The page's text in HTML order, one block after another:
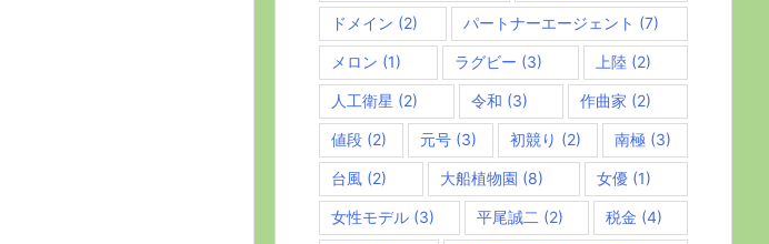
ドメイン (2) パートナーエージェント (7)
メロン (1) ラグビー (3) 上陸 (2)
人工衛星 (2) 令和 (3) 作曲家 (2)
値段 (2) 元号 (3) 初競り (2) 南極 (3)
台風 (2) 大船植物園 (8) 女優 (1)
女性モデル (3) 平尾誠二 (2) 税金 (4)